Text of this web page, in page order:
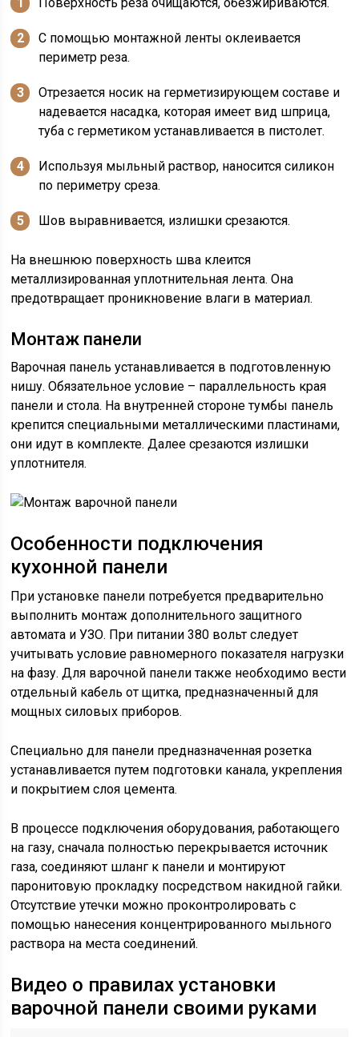
С помощью монтажной ленты оклеивается
периметр реза.
Отрезается носик на герметизирующем составе и
надевается насадка, которая имеет вид шприца,
туба с герметиком устанавливается в пистолет.
Используя мыльный раствор, наносится силикон
по периметру среза.
Шов выравнивается, излишки срезаются.
На внешнюю поверхность шва клеится
металлизированная уплотнительная лента. Она
предотвращает проникновение влаги в материал.
Монтаж панели
Варочная панель устанавливается в подготовленную
нишу. Обязательное условие – параллельность края
панели и стола. На внутренней стороне тумбы панель
крепится специальными металлическими пластинами,
они идут в комплекте. Далее срезаются излишки
уплотнителя.
Особенности подключения
кухонной панели
При установке панели потребуется предварительно
выполнить монтаж дополнительного защитного
автомата и УЗО. При питании 380 вольт следует
учитывать условие равномерного показателя нагрузки
на фазу. Для варочной панели также необходимо вести
отдельный кабель от щитка, предназначенный для
мощных силовых приборов.
Специально для панели предназначенная розетка
устанавливается путем подготовки канала, укрепления
и покрытием слоя цемента.
В процессе подключения оборудования, работающего
на газу, сначала полностью перекрывается источник
газа, соединяют шланг к панели и монтируют
паронитовую прокладку посредством накидной гайки.
Отсутствие утечки можно проконтролировать с
помощью нанесения концентрированного мыльного
раствора на места соединений.
Видео о правилах установки
варочной панели своими руками